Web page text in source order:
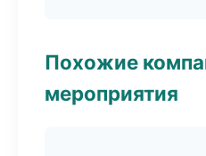
Похожие
мероприятия